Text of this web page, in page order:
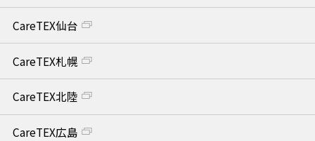
CareTEX仙台
CareTEX札幌
CareTEX北陸
CareTEX広島